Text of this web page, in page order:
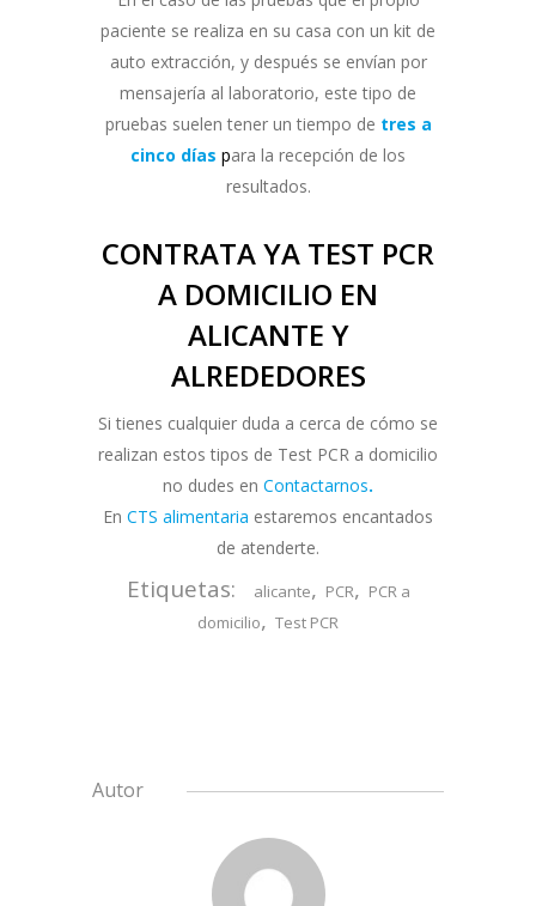
paciente se realiza en su casa con un kit de
auto extracción, y después se envían por
mensajería al laboratorio, este tipo de
pruebas suelen tener un tiempo de tres a
cinco días para la recepción de los
resultados.
CONTRATA YA TEST PCR
A DOMICILIO EN
ALICANTE Y
ALREDEDORES
Si tienes cualquier duda a cerca de cómo se
realizan estos tipos de Test PCR a domicilio
no dudes en Contactarnos.
En CTS alimentaria estaremos encantados
de atenderte.
Etiquetas: alicante, PCR, PCR a
domicilio, Test PCR
Autor